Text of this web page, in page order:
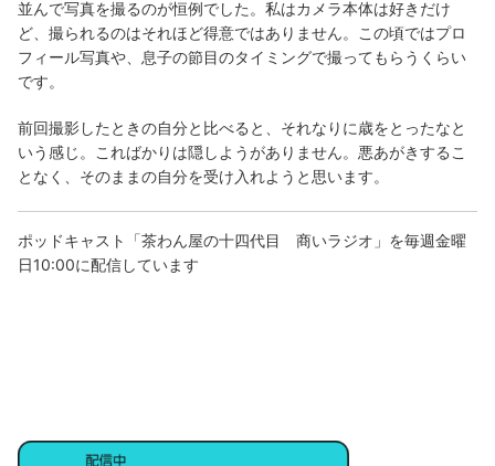
並んで写真を撮るのが恒例でした。私はカメラ本体は好きだけ
ど、撮られるのはそれほど得意ではありません。この頃ではプロ
フィール写真や、息子の節目のタイミングで撮ってもらうくらい
です。
前回撮影したときの自分と比べると、それなりに歳をとったなと
いう感じ。こればかりは隠しようがありません。悪あがきするこ
となく、そのままの自分を受け入れようと思います。
ポッドキャスト「茶わん屋の十四代目 商いラジオ」を毎週金曜
日10:00に配信しています